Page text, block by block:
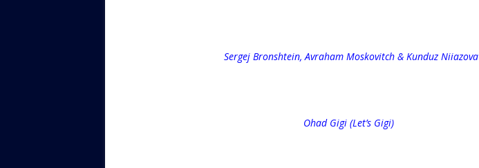
Sergej Bronshtein, Avraham Moskovitch & Kunduz Niiazova
Ohad Gigi (Let’s Gigi)